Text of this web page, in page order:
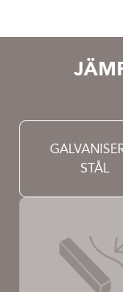
STÅL